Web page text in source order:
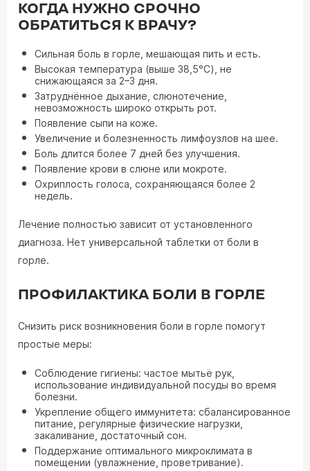
КОГДА НУЖНО СРОЧНО
ОБРАТИТЬСЯ К ВРАЧУ?
Сильная боль в горле, мешающая пить и есть.
Высокая температура (выше 38,5°C), не
снижающаяся за 2–3 дня.
Затруднённое дыхание, слюнотечение,
невозможность широко открыть рот.
Появление сыпи на коже.
Увеличение и болезненность лимфоузлов на шее.
Боль длится более 7 дней без улучшения.
Появление крови в слюне или мокроте.
Охриплость голоса, сохраняющаяся более 2
недель.
Лечение полностью зависит от установленного
диагноза. Нет универсальной таблетки от боли в
горле.
ПРОФИЛАКТИКА БОЛИ В ГОРЛЕ
Снизить риск возникновения боли в горле помогут
простые меры:
Соблюдение гигиены: частое мытьё рук,
использование индивидуальной посуды во время
болезни.
Укрепление общего иммунитета: сбалансированное
питание, регулярные физические нагрузки,
закаливание, достаточный сон.
Поддержание оптимального микроклимата в
помещении (увлажнение, проветривание).